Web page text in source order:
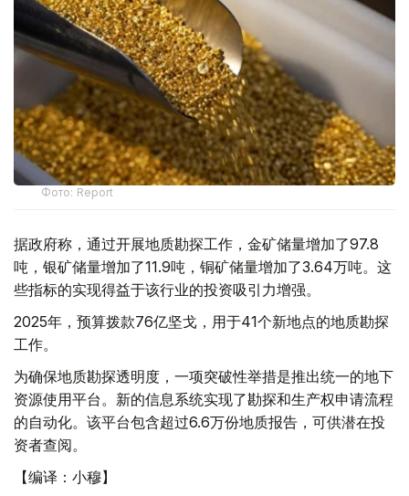
Фото: Report
据政府称，通过开展地质勘探工作，金矿储量增加了97.8
吨，银矿储量增加了11.9吨，铜矿储量增加了3.64万吨。这
些指标的实现得益于该行业的投资吸引力增强。
2025年，预算拨款76亿坚戈，用于41个新地点的地质勘探
工作。
为确保地质勘探透明度，一项突破性举措是推出统一的地下
资源使用平台。新的信息系统实现了勘探和生产权申请流程
的自动化。该平台包含超过6.6万份地质报告，可供潜在投
资者查阅。
【编译：小穆】